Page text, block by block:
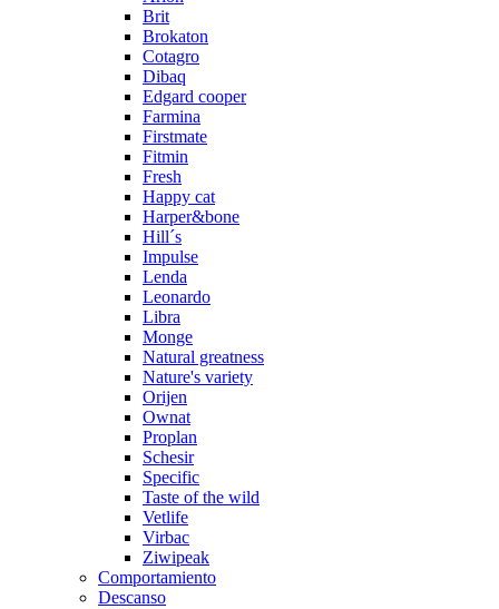
Brit
Brokaton
Cotagro
Dibaq
Edgard cooper
Farmina
Firstmate
Fitmin
Fresh
Happy cat
Harper&bone
Hill´s
Impulse
Lenda
Leonardo
Libra
Monge
Natural greatness
Nature's variety
Orijen
Ownat
Proplan
Schesir
Specific
Taste of the wild
Vetlife
Virbac
Ziwipeak
Comportamiento
Descanso